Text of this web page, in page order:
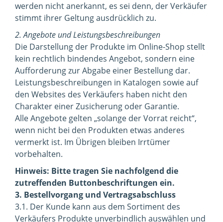
werden nicht anerkannt, es sei denn, der Verkäufer
stimmt ihrer Geltung ausdrücklich zu.
2. Angebote und Leistungsbeschreibungen
Die Darstellung der Produkte im Online-Shop stellt
kein rechtlich bindendes Angebot, sondern eine
Aufforderung zur Abgabe einer Bestellung dar.
Leistungsbeschreibungen in Katalogen sowie auf
den Websites des Verkäufers haben nicht den
Charakter einer Zusicherung oder Garantie.
Alle Angebote gelten „solange der Vorrat reicht“,
wenn nicht bei den Produkten etwas anderes
vermerkt ist. Im Übrigen bleiben Irrtümer
vorbehalten.
Hinweis: Bitte tragen Sie nachfolgend die
zutreffenden Buttonbeschriftungen ein.
3. Bestellvorgang und Vertragsabschluss
3.1. Der Kunde kann aus dem Sortiment des
Verkäufers Produkte unverbindlich auswählen und